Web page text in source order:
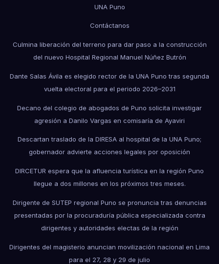
UNA Puno
Contáctanos
Culmina liberación del terreno para dar paso a la construcción
del nuevo Hospital Regional Manuel Núñez Butrón
Dante Salas Ávila es elegido rector de la UNA Puno tras segunda
vuelta electoral para el periodo 2026–2031
Decano del colegio de abogados de Puno solicita investigar
agresión a Danilo Vargas en comisaría de Ayaviri
Descartan traslado de la DIRESA al hospital de la UNA Puno;
gobernador advierte acciones legales por oposición
DIRCETUR espera que la afluencia turística en la región Puno
llegue a dos millones en los próximos tres meses.
Dirigente de SUTEP regional Puno se pronuncia tras denuncias
presentadas por la procuraduría pública especializada contra
dirigentes y autoridades electas de la región
Dirigentes del magisterio anuncian movilización nacional en Lima
para el 27, 28 y 29 de julio